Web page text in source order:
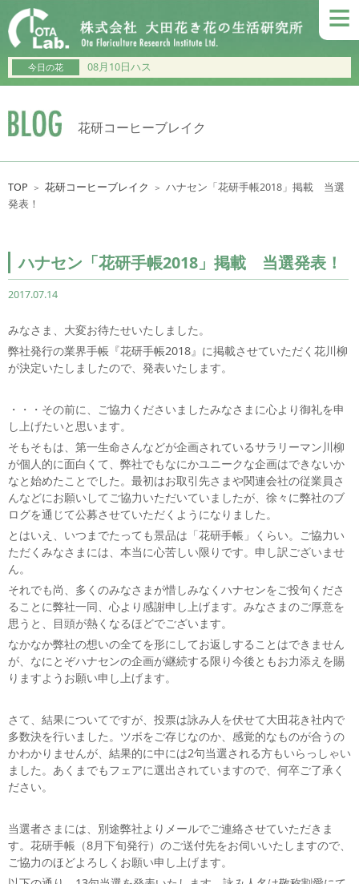
≡
今日の花 08月10日ハス
花研コーヒーブレイク
TOP ＞ 花研コーヒーブレイク ＞ ハナセン「花研手帳2018」掲載 当選
発表！
ハナセン「花研手帳2018」掲載 当選発表！
2017.07.14
みなさま、大変お待たせいたしました。
弊社発行の業界手帳『花研手帳2018』に掲載させていただく花川柳
が決定いたしましたので、発表いたします。
・・・その前に、ご協力くださいましたみなさまに心より御礼を申
し上げたいと思います。
そもそもは、第一生命さんなどが企画されているサラリーマン川柳
が個人的に面白くて、弊社でもなにかユニークな企画はできないか
なと始めたことでした。最初はお取引先さまや関連会社の従業員さ
んなどにお願いしてご協力いただいていましたが、徐々に弊社のブ
ログを通じて公募させていただくようになりました。
とはいえ、いつまでたっても景品は「花研手帳」くらい。ご協力い
ただくみなさまには、本当に心苦しい限りです。申し訳ございませ
ん。
それでも尚、多くのみなさまが惜しみなくハナセンをご投句くださ
ることに弊社一同、心より感謝申し上げます。みなさまのご厚意を
思うと、目頭が熱くなるほどでございます。
なかなか弊社の想いの全てを形にしてお返しすることはできません
が、なにとぞハナセンの企画が継続する限り今後ともお力添えを賜
りますようお願い申し上げます。
さて、結果についてですが、投票は詠み人を伏せて大田花き社内で
多数決を行いました。ツボをご存じなのか、感覚的なものが合うの
かわかりませんが、結果的に中には2句当選される方もいらっしゃい
ました。あくまでもフェアに選出されていますので、何卒ご了承く
ださい。
当選者さまには、別途弊社よりメールでご連絡させていただきま
す。花研手帳（8月下旬発行）のご送付先をお伺いいたしますので、
ご協力のほどよろしくお願い申し上げます。